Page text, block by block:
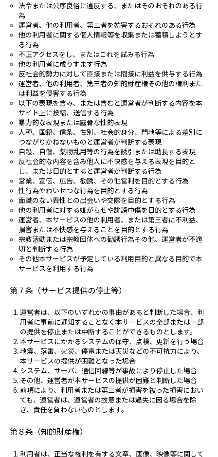
法令または公序良俗に違反する、またはそのおそれのある行
為
運営者、他の利用者、第三者を妨害するおそれのある行為
他の利用者に関する個人情報等を収集または蓄積しようとす
る行為
不正アクセスをし、またはこれを試みる行為
他の利用者に成りすます行為
反社会的勢力に対して直接または間接に利益を供与する行為
運営者、他の利用者、第三者の知的財産権その他の権利また
は利益を侵害する行為
以下の表現を含み、または含むと運営者が判断する内容を本
サイト上に投稿、送信する行為
暴力的な表現または露骨な性的表現
人種、国籍、信条、性別、社会的身分、門地等による差別に
つながりかねないものと運営者が判断する表現
自殺、自傷、薬物乱用等の行為を誘引または助長する表現
反社会的な内容を含み他人に不快感を与える表現を目的と
し、または目的とすると運営者が判断する行為
営業、宣伝、広告、勧誘、その他営利を目的とする行為
性行為やわいせつな行為を目的とする行為
面識のない異性との出会いや交際を目的とする行為
他の利用者に対する嫌がらせや誹謗中傷を目的とする行為
運営者、本サービスの他の利用者、または第三者に不利益、
損害または不快感を与えることを目的とする行為
宗教活動または宗教団体への勧誘行為その他、運営者が不適
切と判断する行為
その他本サービスが予定している利用目的と異なる目的で本
サービスを利用する行為
第７条（サービス提供の停止等）
運営者は、以下のいずれかの事由があると判断した場合、利
用者に事前に通知することなく本サービスの全部または一部
の提供を停止または中断することができるものとします。
本サービスにかかるシステムの保守、点検、更新を行う場合
地震、落雷、火災、停電または天災などの不可抗力により、
本サービスの提供が困難となった場合
システム、サーバ、通信回線等が事故により停止した場合
その他、運営者が本サービスの提供が困難と判断した場合
前項により、利用者または第三者が損害を被った損害におい
ても、運営者は、運営者の故意または過失に因る場合を除
き、責任を負わないものとします。
第８条（知的財産権）
利用者は、正当な権利を有する文章、画像、映像等に関して